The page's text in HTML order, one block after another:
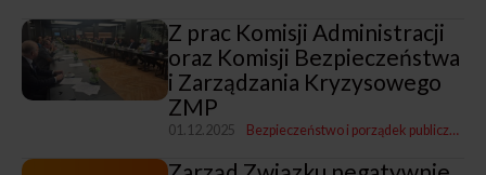
Z prac Komisji Administracji
oraz Komisji Bezpieczeństwa
i Zarządzania Kryzysowego
ZMP
01.12.2025 Bezpieczeństwo i porządek publiczny